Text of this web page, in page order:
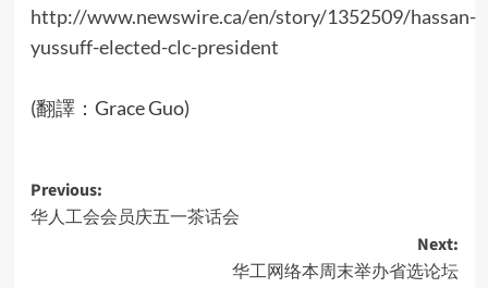
http://www.newswire.ca/en/story/1352509/hassan-
yussuff-elected-clc-president
(翻譯：Grace Guo)
Post
navigation
Previous:
华人工会会员庆五一茶话会
Next:
华工网络本周末举办省选论坛